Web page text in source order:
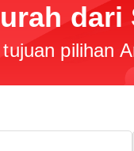
dari
pilihan